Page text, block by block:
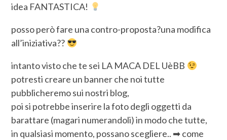
idea FANTASTICA!
posso però fare una contro-proposta?una modifica
all’iniziativa??
intanto visto che te sei LA MACA DEL UèBB
potresti creare un banner che noi tutte
pubblicheremo sui nostri blog,
poi si potrebbe inserire la foto degli oggetti da
barattare (magari numerandoli) in modo che tutte,
in qualsiasi momento, possano scegliere.. ➡ come